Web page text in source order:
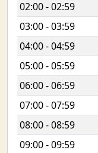
02:00 - 02:59
03:00 - 03:59
04:00 - 04:59
05:00 - 05:59
06:00 - 06:59
07:00 - 07:59
08:00 - 08:59
09:00 - 09:59